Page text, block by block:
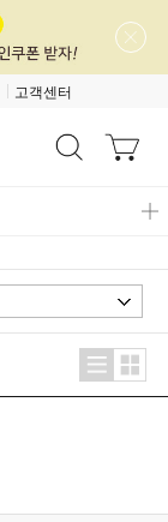
고객센터